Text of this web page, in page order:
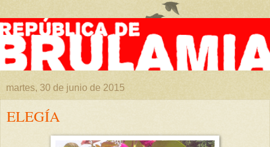
martes, 30 de junio de 2015
ELEGÍA